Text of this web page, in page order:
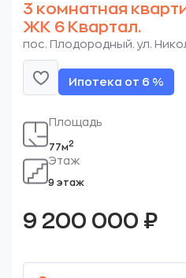
3 комнатная
ЖК 6 Квартал.
пос. Плодородный. ул.
Ипотека от 6 %
Площадь
77м2
Этаж
9 этаж
9 200 000 ₽